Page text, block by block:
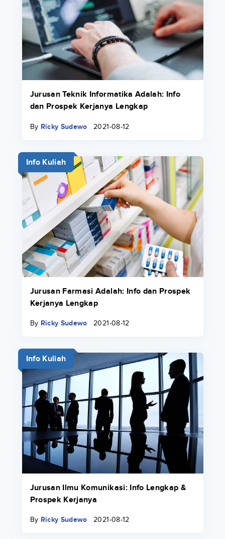
Jurusan Teknik Informatika Adalah: Info
dan Prospek Kerjanya Lengkap
By Ricky Sudewo 2021-08-12
Info Kuliah
Jurusan Farmasi Adalah: Info dan Prospek
Kerjanya Lengkap
By Ricky Sudewo 2021-08-12
Info Kuliah
Jurusan Ilmu Komunikasi: Info Lengkap &
Prospek Kerjanya
By Ricky Sudewo 2021-08-12